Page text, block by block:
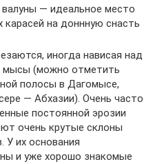
— идеальное место
карасей на доннную снасть
иногда нависая над
мысы (можно отметить
полосы в Дагомысе,
— Абхазии). Очень часто
постоянной эрозии
очень крутые склоны
У их основания
и уже хорошо знакомые